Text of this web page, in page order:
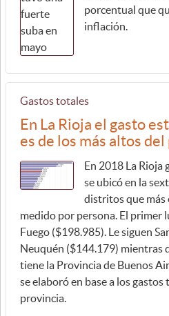
porcentual que
inflación.
Gastos totales
En La Rioja el gasto
es de los más altos del
En 2018 La Rioja
se ubicó en la
distritos que más
medido por persona. El primer
Fuego ($198.985). Le siguen
Neuquén ($144.179) mientras
tiene la Provincia de Buenos
se elaboró en base a los
provincia.